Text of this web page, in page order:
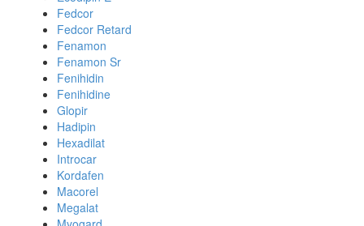
Fedcor
Fedcor Retard
Fenamon
Fenamon Sr
Fenihidin
Fenihidine
Glopir
Hadipin
Hexadilat
Introcar
Kordafen
Macorel
Megalat